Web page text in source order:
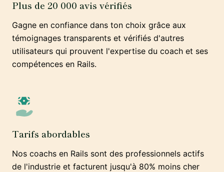
Plus de 20 000 avis vérifiés
Gagne en confiance dans ton choix grâce aux
témoignages transparents et vérifiés d'autres
utilisateurs qui prouvent l'expertise du coach et ses
compétences en Rails.
Tarifs abordables
Nos coachs en Rails sont des professionnels actifs
de l'industrie et facturent jusqu'à 80% moins cher